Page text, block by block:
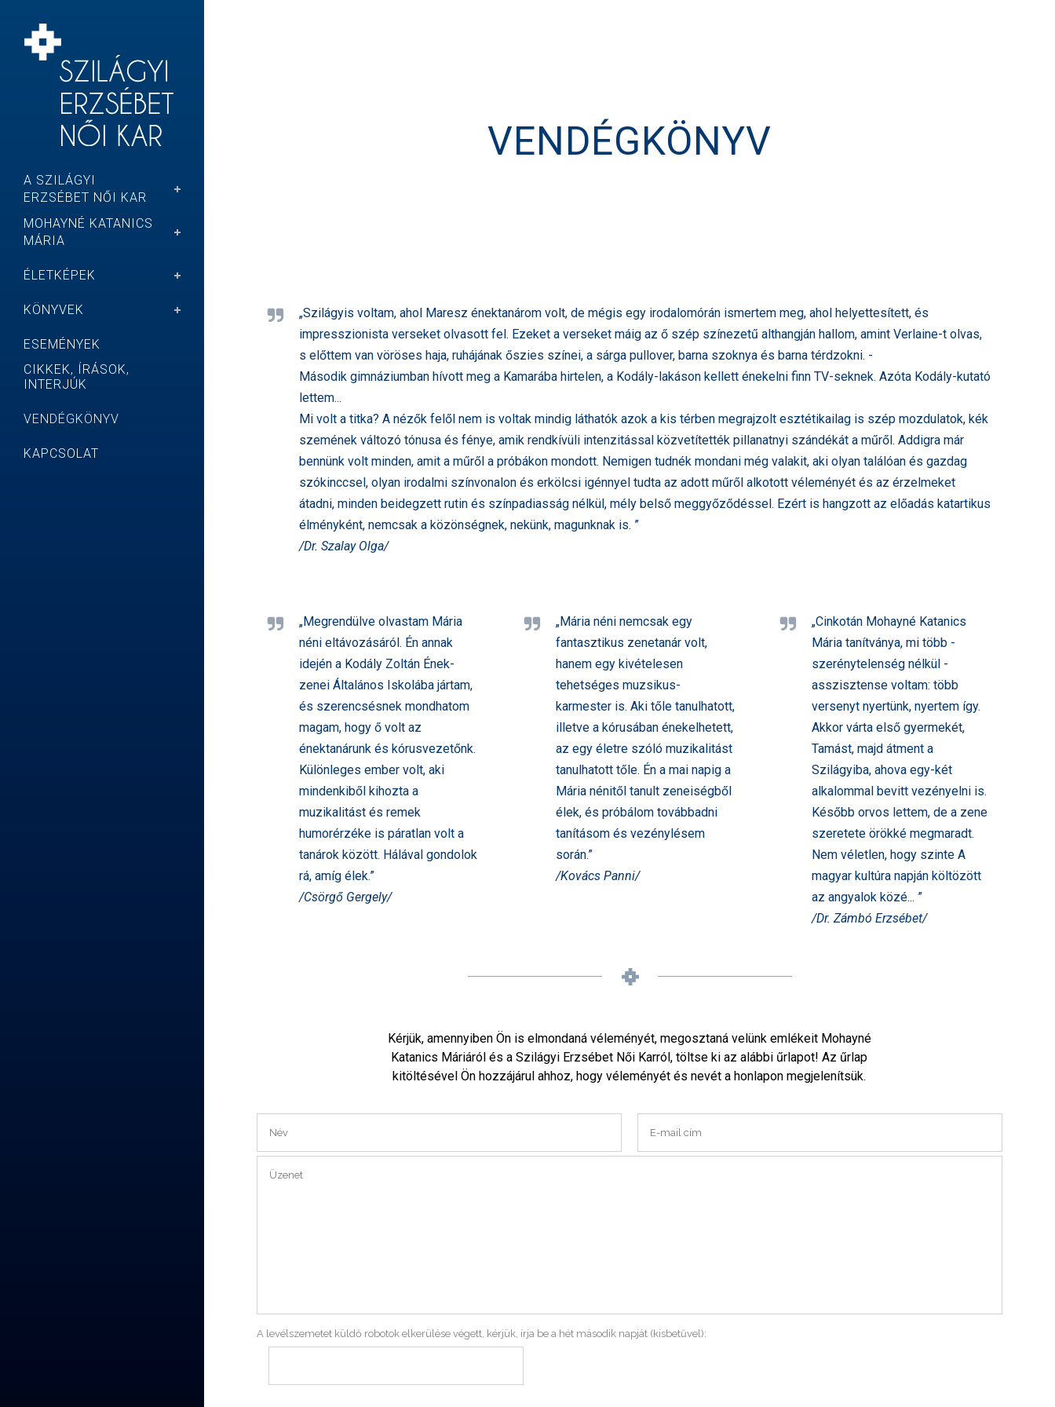
A SZILÁGYI
ERZSÉBET NŐI KAR
MOHAYNÉ KATANICS
MÁRIA
ÉLETKÉPEK
KÖNYVEK
ESEMÉNYEK
CIKKEK, ÍRÁSOK,
INTERJÚK
VENDÉGKÖNYV
KAPCSOLAT
VENDÉGKÖNYV
„Szilágyis voltam, ahol Maresz énektanárom volt, de mégis egy irodalomórán ismertem meg, ahol helyettesített, és
impresszionista verseket olvasott fel. Ezeket a verseket máig az ő szép színezetű althangján hallom, amint Verlaine-t olvas,
s előttem van vöröses haja, ruhájának őszies színei, a sárga pullover, barna szoknya és barna térdzokni. -
Második gimnáziumban hívott meg a Kamarába hirtelen, a Kodály-lakáson kellett énekelni finn TV-seknek. Azóta Kodály-kutató
lettem...
Mi volt a titka? A nézők felől nem is voltak mindig láthatók azok a kis térben megrajzolt esztétikailag is szép mozdulatok, kék
szemének változó tónusa és fénye, amik rendkívüli intenzitással közvetítették pillanatnyi szándékát a műről. Addigra már
bennünk volt minden, amit a műről a próbákon mondott. Nemigen tudnék mondani még valakit, aki olyan találóan és gazdag
szókinccsel, olyan irodalmi színvonalon és erkölcsi igénnyel tudta az adott műről alkotott véleményét és az érzelmeket
átadni, minden beidegzett rutin és színpadiasság nélkül, mély belső meggyőződéssel. Ezért is hangzott az előadás katartikus
élményként, nemcsak a közönségnek, nekünk, magunknak is. ”
/Dr. Szalay Olga/
„Megrendülve olvastam Mária
néni eltávozásáról. Én annak
idején a Kodály Zoltán Ének-
zenei Általános Iskolába jártam,
és szerencsésnek mondhatom
magam, hogy ő volt az
énektanárunk és kórusvezetőnk.
Különleges ember volt, aki
mindenkiből kihozta a
muzikalitást és remek
humorérzéke is páratlan volt a
tanárok között. Hálával gondolok
rá, amíg élek.”
/Csörgő Gergely/
„Mária néni nemcsak egy
fantasztikus zenetanár volt,
hanem egy kivételesen
tehetséges muzsikus-
karmester is. Aki tőle tanulhatott,
illetve a kórusában énekelhetett,
az egy életre szóló muzikalitást
tanulhatott tőle. Én a mai napig a
Mária nénitől tanult zeneiségből
élek, és próbálom továbbadni
tanításom és vezénylésem
során.”
/Kovács Panni/
„Cinkotán Mohayné Katanics
Mária tanítványa, mi több -
szerénytelenség nélkül -
asszisztense voltam: több
versenyt nyertünk, nyertem így.
Akkor várta első gyermekét,
Tamást, majd átment a
Szilágyiba, ahova egy-két
alkalommal bevitt vezényelni is.
Később orvos lettem, de a zene
szeretete örökké megmaradt.
Nem véletlen, hogy szinte A
magyar kultúra napján költözött
az angyalok közé... ”
/Dr. Zámbó Erzsébet/
Kérjük, amennyiben Ön is elmondaná véleményét, megosztaná velünk emlékeit Mohayné
Katanics Máriáról és a Szilágyi Erzsébet Női Karról, töltse ki az alábbi űrlapot! Az űrlap
kitöltésével Ön hozzájárul ahhoz, hogy véleményét és nevét a honlapon megjelenítsük.
A levélszemetet küldő robotok elkerülése végett, kérjük, írja be a hét második napját (kisbetűvel):